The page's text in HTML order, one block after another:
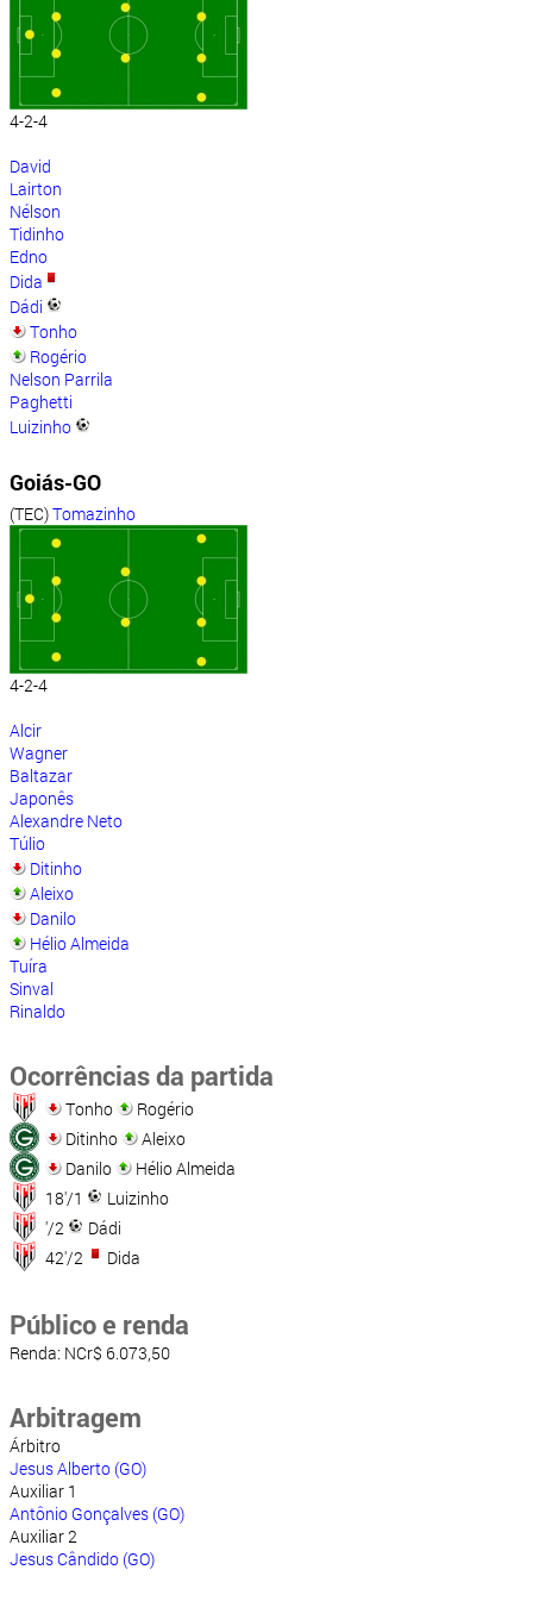
4-2-4
David
Lairton
Nélson
Tidinho
Edno
Dida
Dádi
Tonho
Rogério
Nelson Parrila
Paghetti
Luizinho
Goiás-GO
(TEC)Tomazinho
4-2-4
Alcir
Wagner
Baltazar
Japonês
Alexandre Neto
Túlio
Ditinho
Aleixo
Danilo
Hélio Almeida
Tuíra
Sinval
Rinaldo
Ocorrências da partida
Tonho
Rogério
Ditinho
Aleixo
Danilo
Hélio Almeida
18'/1
Luizinho
'/2
Dádi
42'/2
Dida
Público e renda
Renda: NCr$ 6.073,50
Arbitragem
Árbitro
Jesus Alberto (GO)
Auxiliar 1
Antônio Gonçalves (GO)
Auxiliar 2
Jesus Cândido (GO)